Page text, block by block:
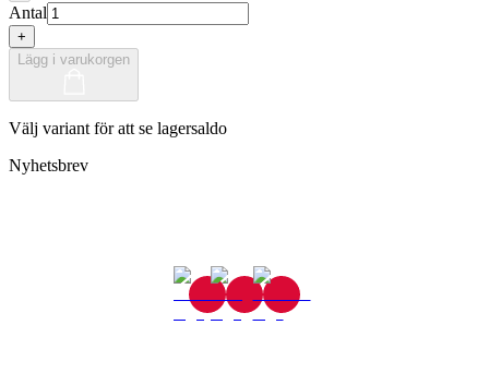
Antal
+
Lägg i varukorgen
Välj variant för att se lagersaldo
Nyhetsbrev